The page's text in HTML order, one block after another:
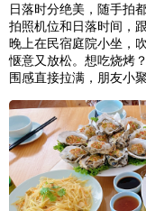
日落时分绝美，随手拍
拍照机位和日落时间，
晚上在民宿庭院小坐，
惬意又放松。想吃烧烤
围感直接拉满，朋友小